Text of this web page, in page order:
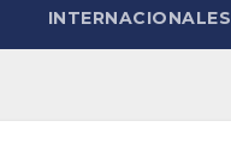
INTERNACIONALES